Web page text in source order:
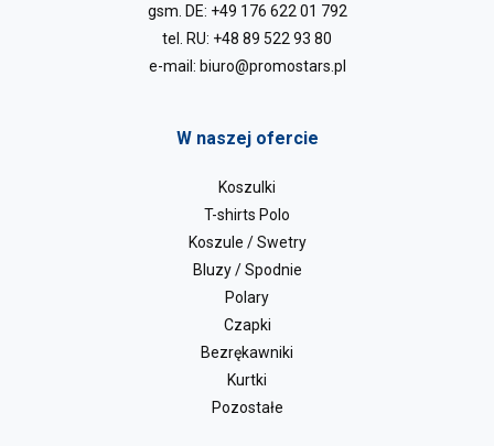
gsm. DE: +49 176 622 01 792
tel. RU: +48 89 522 93 80
e-mail: biuro@promostars.pl
W naszej ofercie
Koszulki
T-shirts Polo
Koszule / Swetry
Bluzy / Spodnie
Polary
Czapki
Bezrękawniki
Kurtki
Pozostałe